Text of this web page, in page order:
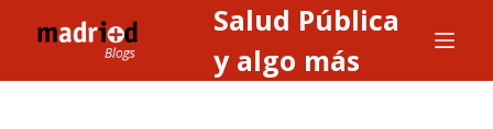
l
Salud Pública
y algo más